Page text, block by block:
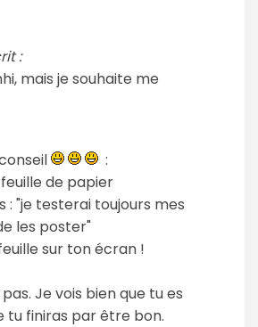
:
mais je souhaite me
:
de papier
: "je testerai toujours mes
les poster"
sur ton écran !
Je vois bien que tu es
tu finiras par être bon.